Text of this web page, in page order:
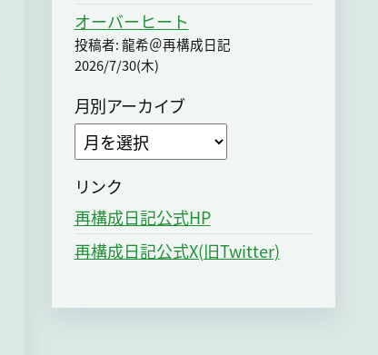
オーバーヒート
投稿者: 龍希＠再構成日記
2026/7/30(木)
月別アーカイブ
ア
ー
カ
イ
リンク
再構成日記公式HP
再構成日記公式X(旧Twitter)